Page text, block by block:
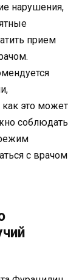
нарушения,
прием
это может
соблюдать
с врачом